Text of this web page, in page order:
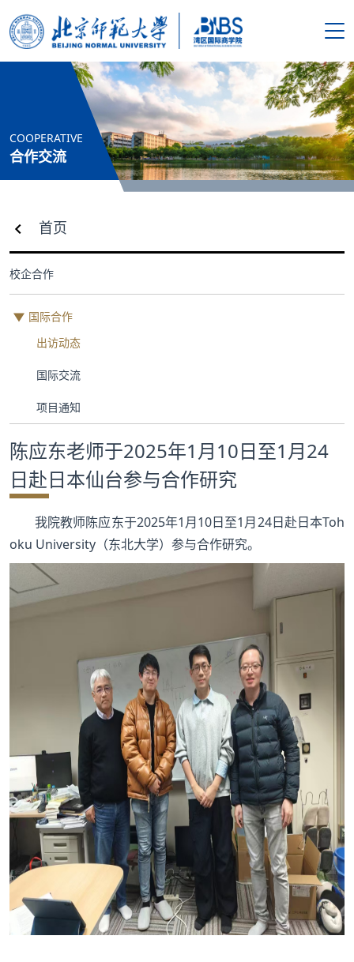
搜索
学院概况
师资队伍
人才培养
科学研究
党群工作
学生发展
校友服务
人才招聘
COOPERATIVE
合作交流
首页
校企合作
国际合作
出访动态
国际交流
项目通知
陈应东老师于2025年1月10日至1月24
日赴日本仙台参与合作研究
我院教师陈应东于2025年1月10日至1月24日赴日本Toh
oku University（东北大学）参与合作研究。